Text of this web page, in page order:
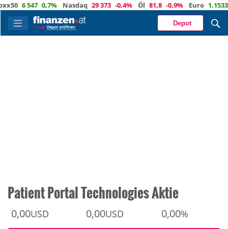
6 547 0,7% Nasdaq 29 373 -0,4% Öl 81,8 -0,9% Euro 1,1533
Depot
Patient Portal Technologies Aktie
0,00USD 0,00USD 0,00%